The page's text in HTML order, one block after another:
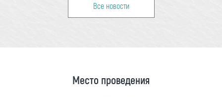
Все новости
Место проведения